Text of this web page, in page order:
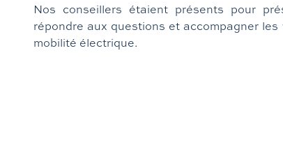
Nos conseillers étaient présents pour
répondre aux questions et accompagner
mobilité électrique.